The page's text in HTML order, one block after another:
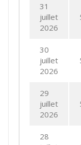
31
juillet
2026
30
juillet
2026
29
juillet
2026
28